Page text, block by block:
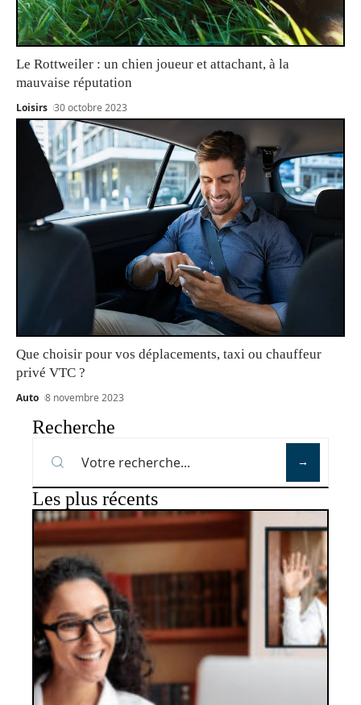
Le Rottweiler : un chien joueur et attachant, à la
mauvaise réputation
Loisirs 30 octobre 2023
Que choisir pour vos déplacements, taxi ou chauffeur
privé VTC ?
Auto 8 novembre 2023
Recherche
Les plus récents